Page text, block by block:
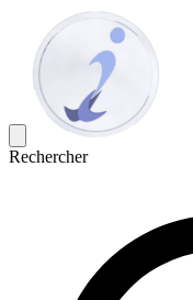
Rechercher